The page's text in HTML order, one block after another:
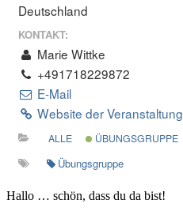
Deutschland
KONTAKT:
Marie Wittke
+491718229872
E-Mail
Website der Veranstaltung
ALLE ÜBUNGSGRUPPE
Übungsgruppe
Hallo … schön, dass du da bist!